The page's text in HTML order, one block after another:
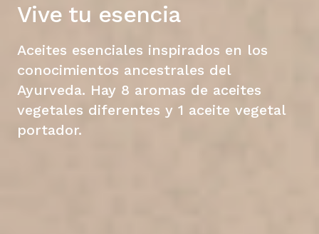
Vive tu esencia
Aceites esenciales inspirados en los
conocimientos ancestrales del
Ayurveda. Hay 8 aromas de aceites
vegetales diferentes y 1 aceite vegetal
portador.